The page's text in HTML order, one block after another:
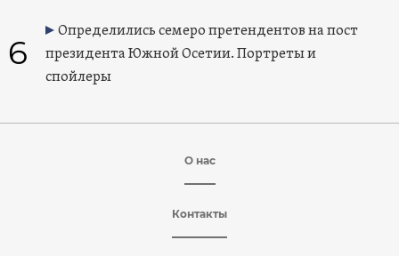
6
Определились семеро претендентов на пост
президента Южной Осетии. Портреты и
спойлеры
О нас
Контакты